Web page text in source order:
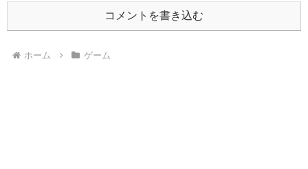
コメントを書き込む
ホーム ゲーム